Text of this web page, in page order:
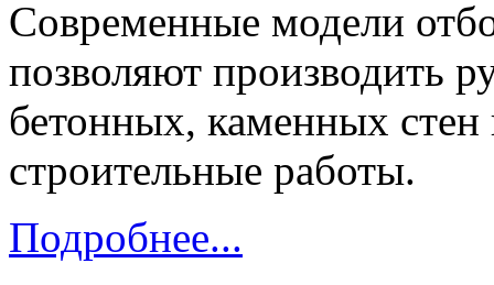
Современные модели
позволяют производить
бетонных, каменных стен
строительные работы.
Подробнее...